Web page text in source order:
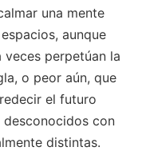
una mente
aunque
veces perpetúan la
o peor aún, que
el futuro
desconocidos con
distintas.